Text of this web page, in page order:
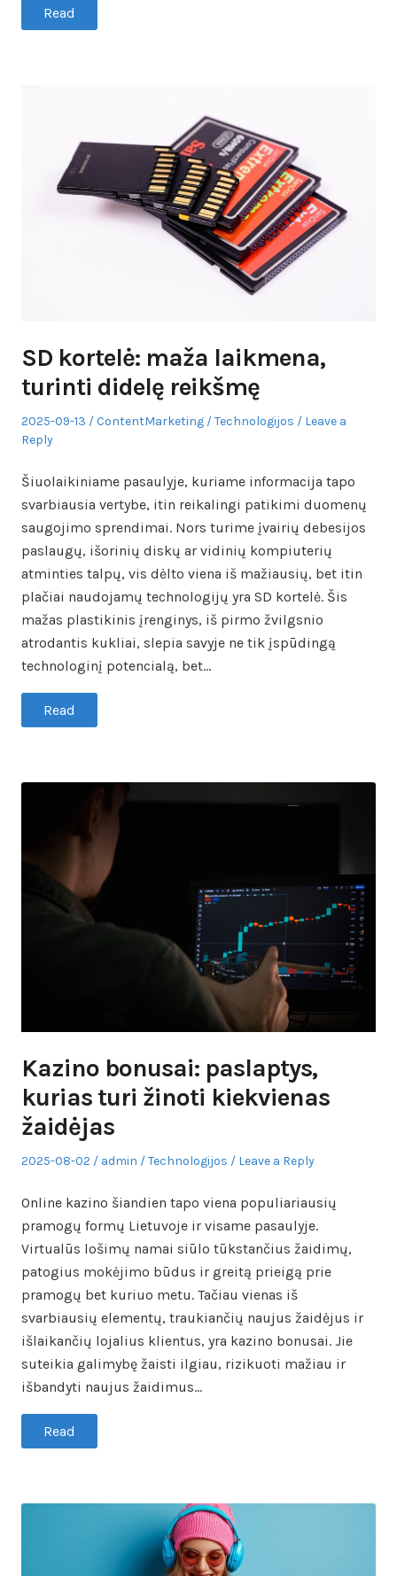
Read
SD kortelė: maža laikmena,
turinti didelę reikšmę
Posted
on
2025-09-13 Author
ContentMarketing
Posted
Technologijos
Leave a
Reply
Šiuolaikiniame pasaulyje, kuriame informacija tapo
svarbiausia vertybe, itin reikalingi patikimi duomenų
saugojimo sprendimai. Nors turime įvairių debesijos
paslaugų, išorinių diskų ar vidinių kompiuterių
atminties talpų, vis dėlto viena iš mažiausių, bet itin
plačiai naudojamų technologijų yra SD kortelė. Šis
mažas plastikinis įrenginys, iš pirmo žvilgsnio
atrodantis kukliai, slepia savyje ne tik įspūdingą
technologinį potencialą, bet…
Read
Kazino bonusai: paslaptys,
kurias turi žinoti kiekvienas
žaidėjas
Posted
2025-08-02 Author
admin
Posted
Technologijos Leave a Reply
Online kazino šiandien tapo viena populiariausių
pramogų formų Lietuvoje ir visame pasaulyje.
Virtualūs lošimų namai siūlo tūkstančius žaidimų,
patogius mokėjimo būdus ir greitą prieigą prie
pramogų bet kuriuo metu. Tačiau vienas iš
svarbiausių elementų, traukiančių naujus žaidėjus ir
išlaikančių lojalius klientus, yra kazino bonusai. Jie
suteikia galimybę žaisti ilgiau, rizikuoti mažiau ir
išbandyti naujus žaidimus…
Read